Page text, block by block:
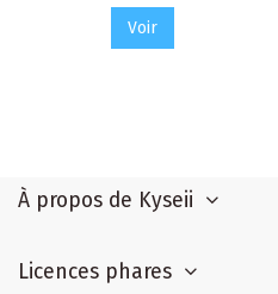
Voir
À propos de Kyseii
Licences phares